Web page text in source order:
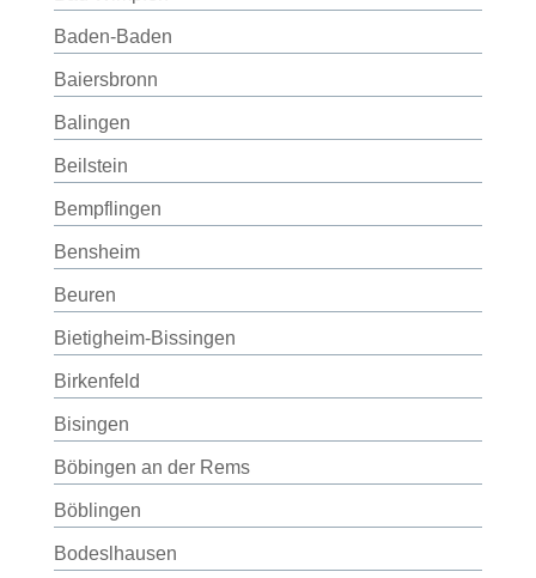
Baden-Baden
Baiersbronn
Balingen
Beilstein
Bempflingen
Bensheim
Beuren
Bietigheim-Bissingen
Birkenfeld
Bisingen
Böbingen an der Rems
Böblingen
Bodeslhausen